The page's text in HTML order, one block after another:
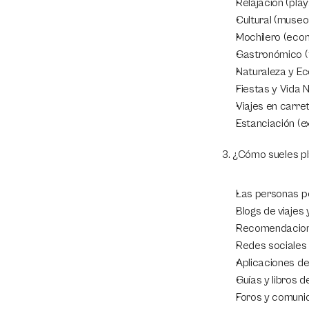
Relajación
Cultural
Mochilero
Gastronómico
Naturaleza y
Fiestas y Vida
Viajes en
Estanciación
3. ¿Cómo sueles
Las personas
Blogs de viajes
Redes sociales
Aplicaciones
Guías y libros
Foros y